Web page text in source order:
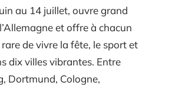
au 14 juillet, ouvre grand
et offre à chacun
de vivre la fête, le sport et
dix villes vibrantes. Entre
Dortmund, Cologne,